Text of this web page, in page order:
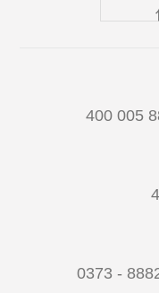
400 005
0373 -